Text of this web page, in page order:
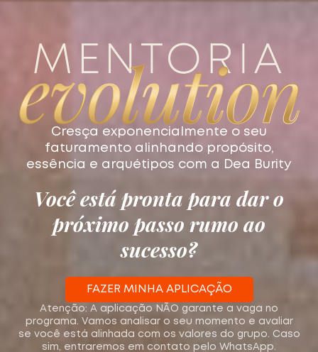
Cresça exponencialmente o seu
faturamento alinhando propósito,
essência e arquétipos com a Dea Burity
Você está pronta para dar o
próximo passo rumo ao
sucesso?
FAZER MINHA APLICAÇÃO
Atenção: A aplicação NÃO garante a vaga no
programa. Vamos analisar o seu momento e avaliar
se você está alinhada com os valores do grupo. Caso
sim, entraremos em contato pelo WhatsApp.